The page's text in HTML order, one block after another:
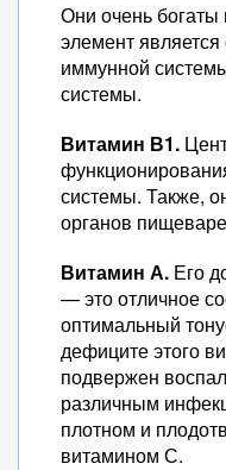
Они очень
элемент
иммунной
системы.
Витамин В1.
системы. Также,
органов
Витамин А. Его
— это отличное
оптимальный
дефиците этого
подвержен
различным
плотном и
витамином С.